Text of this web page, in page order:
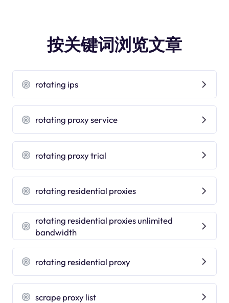
按关键词浏览文章
rotating ips
rotating proxy service
rotating proxy trial
rotating residential proxies
rotating residential proxies unlimited
bandwidth
rotating residential proxy
scrape proxy list